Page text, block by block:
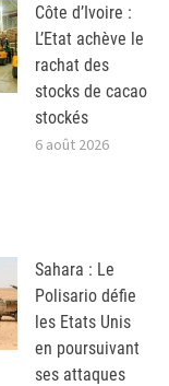
Côte d’Ivoire :
L’Etat achève le
rachat des
stocks de cacao
stockés
6 août 2026
Sahara : Le
Polisario défie
les Etats Unis
en poursuivant
ses attaques